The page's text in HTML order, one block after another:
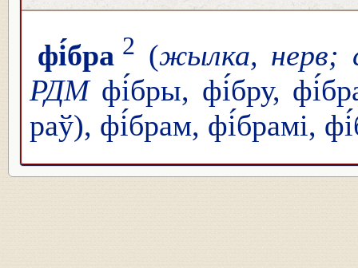
фі́бра 2 (жылка, нерв;
РДМфі́бры, фі́бру,
раў), фі́брам, фі́брамі,